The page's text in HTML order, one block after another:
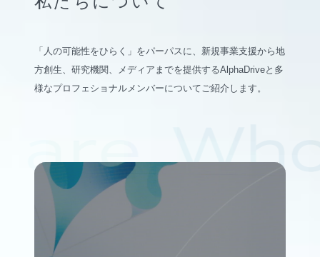
「人の可能性をひらく」をパーパスに、新規事業支援から地
方創生、研究機関、メディアまでを提供するAlphaDriveと多
様なプロフェショナルメンバーについてご紹介します。